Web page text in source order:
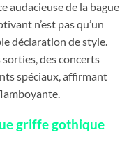
audacieuse de la bague
n’est pas qu’un
déclaration de style.
des concerts
spéciaux, affirmant
griffe gothique